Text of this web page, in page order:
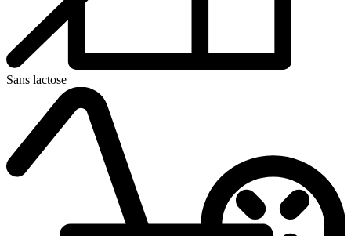
Sans lactose